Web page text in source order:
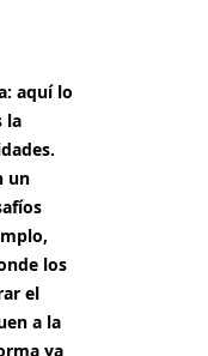
aquí lo
la
un
los
el
a la
ya